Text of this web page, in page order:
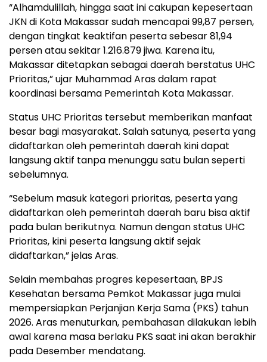
“Alhamdulillah, hingga saat ini cakupan kepesertaan
JKN di Kota Makassar sudah mencapai 99,87 persen,
dengan tingkat keaktifan peserta sebesar 81,94
persen atau sekitar 1.216.879 jiwa. Karena itu,
Makassar ditetapkan sebagai daerah berstatus UHC
Prioritas,” ujar Muhammad Aras dalam rapat
koordinasi bersama Pemerintah Kota Makassar.
Status UHC Prioritas tersebut memberikan manfaat
besar bagi masyarakat. Salah satunya, peserta yang
didaftarkan oleh pemerintah daerah kini dapat
langsung aktif tanpa menunggu satu bulan seperti
sebelumnya.
“Sebelum masuk kategori prioritas, peserta yang
didaftarkan oleh pemerintah daerah baru bisa aktif
pada bulan berikutnya. Namun dengan status UHC
Prioritas, kini peserta langsung aktif sejak
didaftarkan,” jelas Aras.
Selain membahas progres kepesertaan, BPJS
Kesehatan bersama Pemkot Makassar juga mulai
mempersiapkan Perjanjian Kerja Sama (PKS) tahun
2026. Aras menuturkan, pembahasan dilakukan lebih
awal karena masa berlaku PKS saat ini akan berakhir
pada Desember mendatang.